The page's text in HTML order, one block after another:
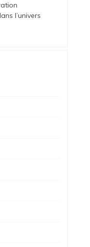
l’univers